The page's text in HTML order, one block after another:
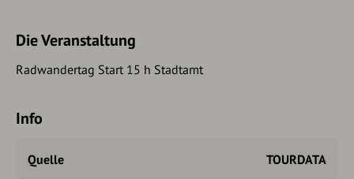
Die Veranstaltung
Radwandertag Start 15 h Stadtamt
Info
Quelle TOURDATA